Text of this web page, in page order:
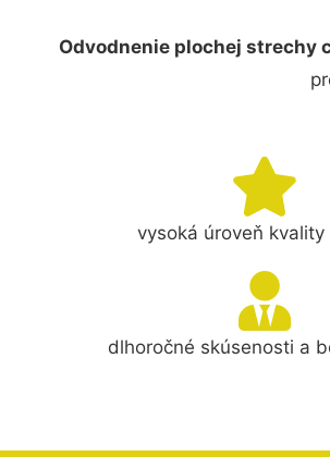
Odvodnenie plochej strechy
vysoká úroveň kvality
dlhoročné skúsenosti a